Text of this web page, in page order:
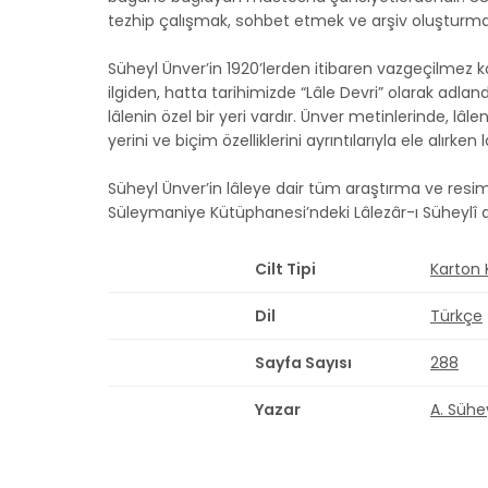
tezhip çalışmak, sohbet etmek ve arşiv
Süheyl Ünver’in 1920’lerden itibaren
ilgiden, hatta tarihimizde “Lâle Devri” olarak
lâlenin özel bir yeri vardır. Ünver metinlerinde,
yerini ve biçim özelliklerini ayrıntılarıyla ele
Süheyl Ünver’in lâleye dair tüm araştırma ve
Süleymaniye Kütüphanesi’ndeki Lâlezâr-ı Süheylî
Cilt Tipi Karton
Dil Türkçe
Sayfa Sayısı 288
Yazar A.